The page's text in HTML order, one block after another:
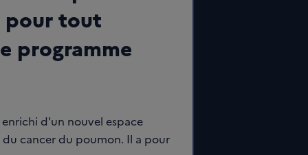
pour tout
programme
d'un nouvel espace
cancer du poumon. Il a pour